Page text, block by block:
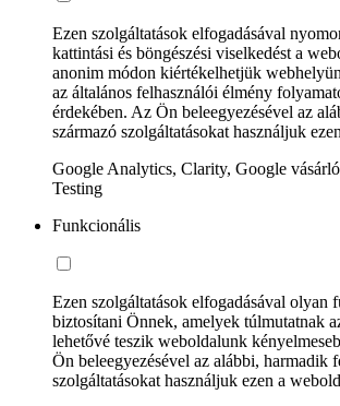
Ezen szolgáltatások elfogadásával
kattintási és böngészési viselkedést a
anonim módon kiértékelhetjük
az általános felhasználói élmény
érdekében. Az Ön beleegyezésével az
származó szolgáltatásokat használjuk
Google Analytics, Clarity, Google
Testing
Funkcionális
Ezen szolgáltatások elfogadásával olyan
biztosítani Önnek, amelyek túlmutatnak
lehetővé teszik weboldalunk
Ön beleegyezésével az alábbi, harmadik
szolgáltatásokat használjuk ezen a